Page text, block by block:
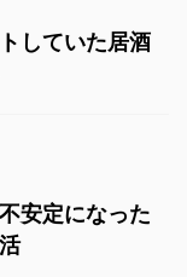
していた居酒
安定になった